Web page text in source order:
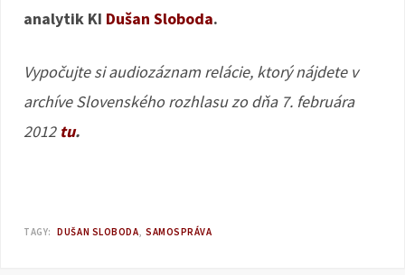
analytik KI Dušan Sloboda.
Vypočujte si audiozáznam relácie, ktorý nájdete v
archíve Slovenského rozhlasu zo dňa 7. februára
2012 tu.
TAGY: DUŠAN SLOBODA SAMOSPRÁVA